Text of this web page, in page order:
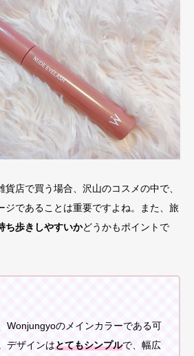
貨店で買う場合、沢山のコスメの中で、
ジであることは重要ですよね。また、旅
ち歩きしやすいかどうかもポイントで
Wonjungyoのメインカラーである可
デザインはとてもシンプルで、幅広